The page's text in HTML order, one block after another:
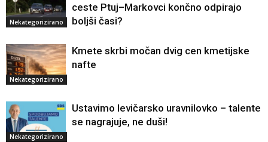
Nekategorizirano
ceste Ptuj–Markovci končno odpirajo
boljši časi?
Nekategorizirano
Kmete skrbi močan dvig cen kmetijske
nafte
Nekategorizirano
Ustavimo levičarsko uravnilovko – talente
se nagrajuje, ne duši!